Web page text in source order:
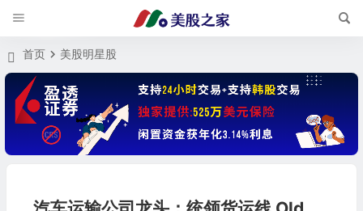
首页 美股明星股